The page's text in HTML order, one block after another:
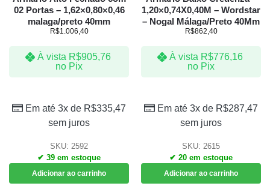
02 Portas – 1,62×0,80×0,46
malaga/preto 40mm
R$1.006,40
À vista R$905,76
no Pix
Em até 3x de R$335,47
sem juros
SKU: 2592
✔ 39 em estoque
Adicionar ao carrinho
1,20×0,74X0,40M – Wordstar
– Nogal Málaga/Preto 40Mm
R$862,40
À vista R$776,16
no Pix
Em até 3x de R$287,47
sem juros
SKU: 2615
✔ 20 em estoque
Adicionar ao carrinho